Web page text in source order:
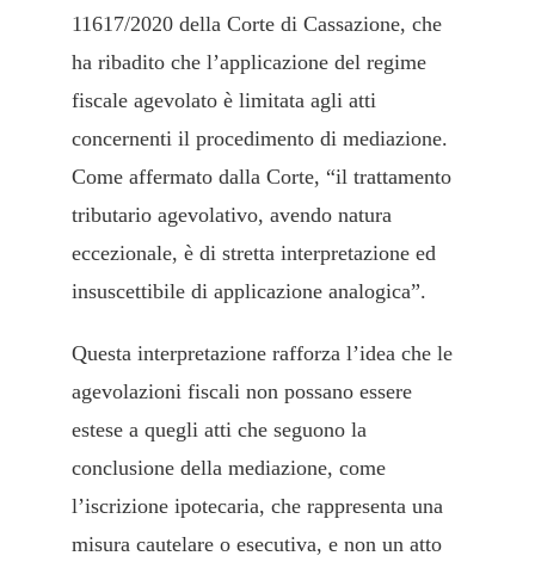
11617/2020 della Corte di Cassazione, che
ha ribadito che l’applicazione del regime
fiscale agevolato è limitata agli atti
concernenti il procedimento di mediazione.
Come affermato dalla Corte, “il trattamento
tributario agevolativo, avendo natura
eccezionale, è di stretta interpretazione ed
insuscettibile di applicazione analogica”.
Questa interpretazione rafforza l’idea che le
agevolazioni fiscali non possano essere
estese a quegli atti che seguono la
conclusione della mediazione, come
l’iscrizione ipotecaria, che rappresenta una
misura cautelare o esecutiva, e non un atto